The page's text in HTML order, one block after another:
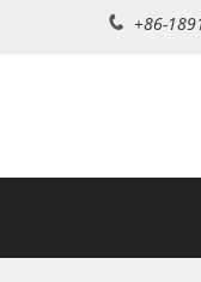
+86-